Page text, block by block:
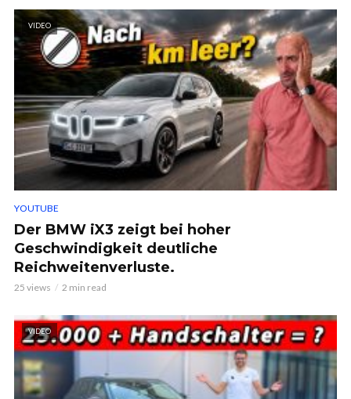
VIDEO
YOUTUBE
Der BMW iX3 zeigt bei hoher
Geschwindigkeit deutliche
Reichweitenverluste.
25 views 2 min read
VIDEO